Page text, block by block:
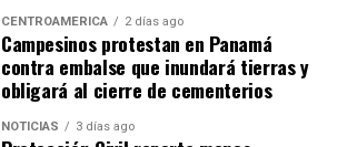
CENTROAMÉRICA 2 días ago
Campesinos protestan en Panamá
contra embalse que inundará tierras y
obligará al cierre de cementerios
NOTICIAS 3 días ago